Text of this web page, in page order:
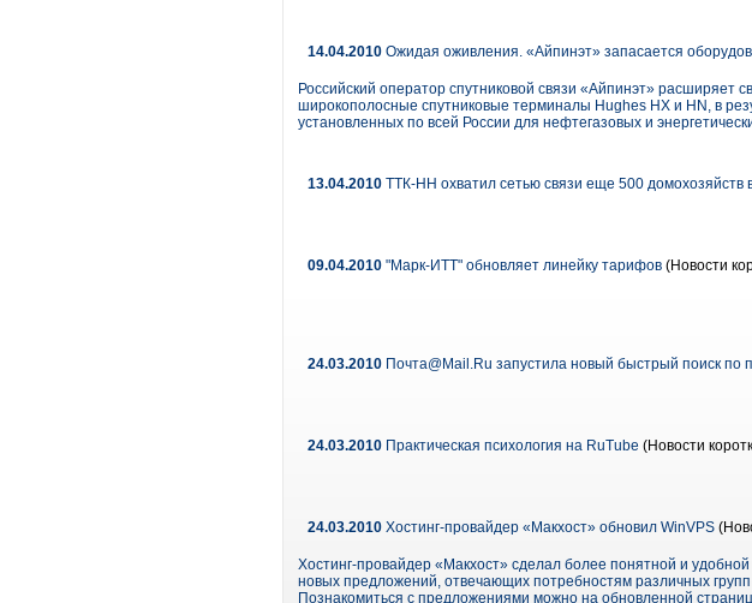
14.04.2010 Ожидая оживления. «Айпинэт» запасается
Российский оператор спутниковой связи «Айпинэт»
широкополосные спутниковые терминалы Hughes HX и HN, в
установленных по всей России для нефтегазовых и
13.04.2010 ТТК-НН охватил сетью связи еще 500 домохозяйств
09.04.2010 "Марк-ИТТ" обновляет линейку тарифов (Новости
24.03.2010 Почта@Mail.Ru запустила новый быстрый поиск по
24.03.2010 Практическая психология на RuTube (Новости
24.03.2010 Хостинг-провайдер «Макхост» обновил WinVPS
Хостинг-провайдер «Макхост» сделал более понятной и
новых предложений, отвечающих потребностям различных
Познакомиться с предложениями можно на обновленной